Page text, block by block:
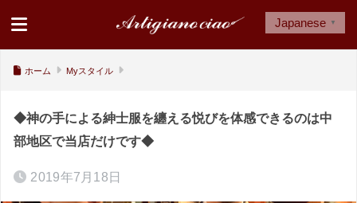
ホーム Myスタイル
◆神の手による紳士服を纏える悦びを体感できるのは中
部地区で当店だけです◆
2019年7月18日
Japanese ▼